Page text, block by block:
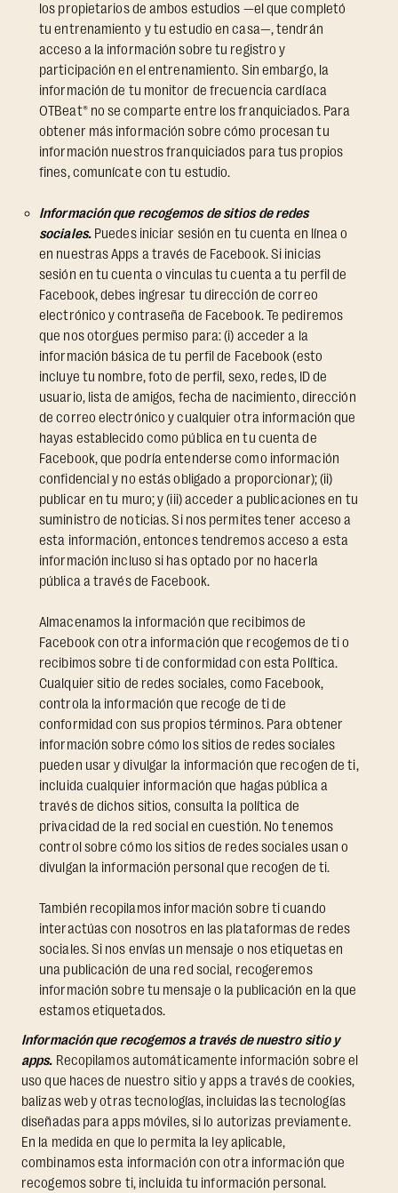
los propietarios de ambos estudios —el que completó
tu entrenamiento y tu estudio en casa—, tendrán
acceso a la información sobre tu registro y
participación en el entrenamiento. Sin embargo, la
información de tu monitor de frecuencia cardíaca
OTBeat® no se comparte entre los franquiciados. Para
obtener más información sobre cómo procesan tu
información nuestros franquiciados para tus propios
fines, comunícate con tu estudio.
Información que recogemos de sitios de redes
sociales.Puedes iniciar sesión en tu cuenta en línea o
en nuestras Apps a través de Facebook. Si inicias
sesión en tu cuenta o vinculas tu cuenta a tu perfil de
Facebook, debes ingresar tu dirección de correo
electrónico y contraseña de Facebook. Te pediremos
que nos otorgues permiso para: (i) acceder a la
información básica de tu perfil de Facebook (esto
incluye tu nombre, foto de perfil, sexo, redes, ID de
usuario, lista de amigos, fecha de nacimiento, dirección
de correo electrónico y cualquier otra información que
hayas establecido como pública en tu cuenta de
Facebook, que podría entenderse como información
confidencial y no estás obligado a proporcionar); (ii)
publicar en tu muro; y (iii) acceder a publicaciones en tu
suministro de noticias. Si nos permites tener acceso a
esta información, entonces tendremos acceso a esta
información incluso si has optado por no hacerla
pública a través de Facebook.
Almacenamos la información que recibimos de
Facebook con otra información que recogemos de ti o
recibimos sobre ti de conformidad con esta Política.
Cualquier sitio de redes sociales, como Facebook,
controla la información que recoge de ti de
conformidad con sus propios términos. Para obtener
información sobre cómo los sitios de redes sociales
pueden usar y divulgar la información que recogen de ti,
incluida cualquier información que hagas pública a
través de dichos sitios, consulta la política de
privacidad de la red social en cuestión. No tenemos
control sobre cómo los sitios de redes sociales usan o
divulgan la información personal que recogen de ti.
También recopilamos información sobre ti cuando
interactúas con nosotros en las plataformas de redes
sociales. Si nos envías un mensaje o nos etiquetas en
una publicación de una red social, recogeremos
información sobre tu mensaje o la publicación en la que
estamos etiquetados.
Información que recogemos a través de nuestro sitio y
apps. Recopilamos automáticamente información sobre el
uso que haces de nuestro sitio y apps a través de cookies,
balizas web y otras tecnologías, incluidas las tecnologías
diseñadas para apps móviles, si lo autorizas previamente.
En la medida en que lo permita la ley aplicable,
combinamos esta información con otra información que
recogemos sobre ti, incluida tu información personal.